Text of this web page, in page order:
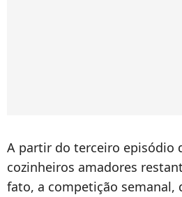
A partir do terceiro episódio
cozinheiros amadores
fato, a competição semanal,